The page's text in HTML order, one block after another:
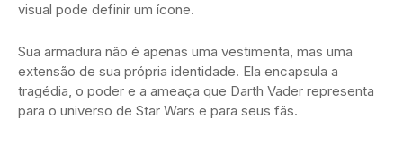
visual pode definir um ícone.
Sua armadura não é apenas uma vestimenta, mas uma
extensão de sua própria identidade. Ela encapsula a
tragédia, o poder e a ameaça que Darth Vader representa
para o universo de Star Wars e para seus fãs.